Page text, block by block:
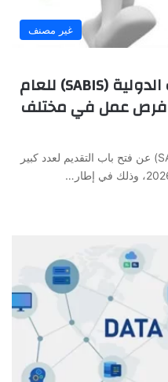
غير مصنف
وظائف مدارس الشويفات الدولية (SABIS) للعام
مصر – فرص عمل في مختلف
أعلنت مدارس الشويفات الدولية (SABIS) عن فتح باب التقديم لعدد كبير